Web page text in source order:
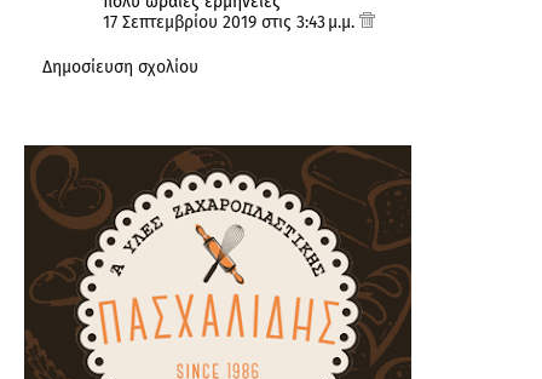
17 Σεπτεμβρίου 2019 στις 3:43 μ.μ.
Δημοσίευση σχολίου